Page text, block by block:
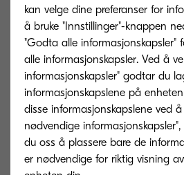
03 Convenience:
Check toner levels, configure
applications to your devices
04 Flexibility:
Create and schedule device,
reports to monitor and
performance.
kan velge dine preferanser for
å bruke "Innstillinger"-knappen
"Godta alle informasjonskapsler"
alle informasjonskapsler. Ved å
informasjonskapsler" godtar du
informasjonskapslene på
disse informasjonskapslene ved
nødvendige
du oss å plassere bare de
er nødvendige for riktig visning